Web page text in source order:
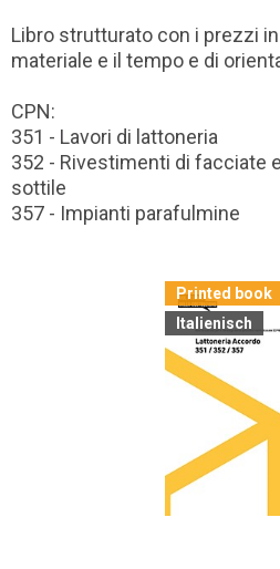
Libro strutturato con i prezzi
materiale e il tempo e di
CPN:
351 - Lavori di lattoneria
352 - Rivestimenti di facciate
sottile
357 - Impianti parafulmine
Printed book
Italienisch